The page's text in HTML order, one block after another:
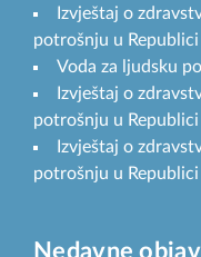
Izvještaj o
potrošnju u
Voda za ljudsku
Izvještaj o
potrošnju u
Izvještaj o
potrošnju u
Nedavne